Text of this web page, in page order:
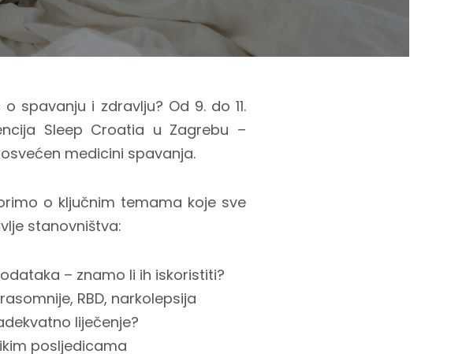
spavanju i zdravlju? Od 9. do 11.
Sleep Croatia u Zagrebu –
medicini spavanja.
o ključnim temama koje sve
stanovništva:
– znamo li ih iskoristiti?
RBD, narkolepsija
liječenje?
posljedicama